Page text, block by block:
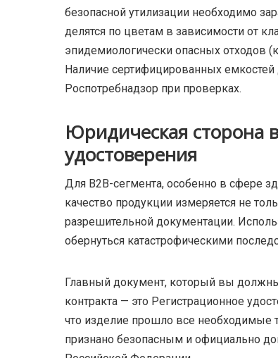
безопасной утилизации необходимо
делятся по цветам в зависимости от
эпидемиологически опасных отходов
Наличие сертифицированных
Роспотребнадзор при проверках.
Юридическая сторона
удостоверения
Для B2B-сегмента, особенно в сфере
качество продукции измеряется не
разрешительной документации.
обернуться катастрофическими
Главный документ, который вы
контракта — это Регистрационное
что изделие прошло все необходимые
признано безопасным и официально